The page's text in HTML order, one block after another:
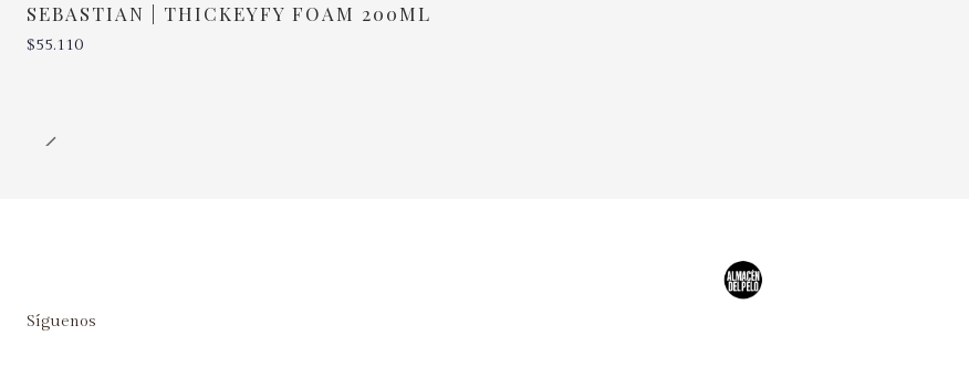
SEBASTIAN | THICKEYFY FOAM 200ML
$55.110
Síguenos